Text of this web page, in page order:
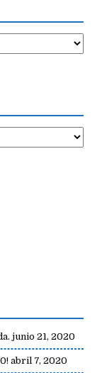
junio 21, 2020
abril 7, 2020